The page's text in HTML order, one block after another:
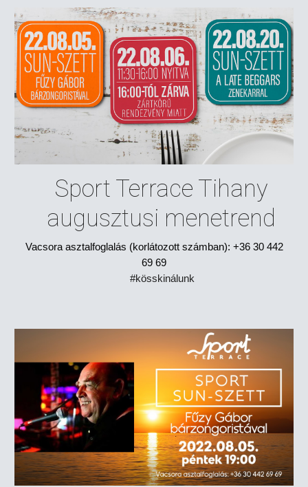
Sport Terrace Tihany
augusztusi menetrend
Vacsora asztalfoglalás (korlátozott számban): +36 30 442
69 69
#kösskinálunk